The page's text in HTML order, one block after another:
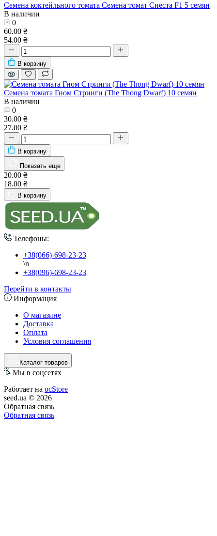
Семена коктейльного томата Семена томат Сиеста F1 5 семян
В наличии
0
60.00 ₴
54.00 ₴
В корзину
Семена томата Гном Стринги (The Thong Dwarf) 10 семян
В наличии
0
30.00 ₴
27.00 ₴
В корзину
Показать еще
20.00 ₴
18.00 ₴
В корзину
Телефоны:
+38(066)-698-23-23
\n
+38(096)-698-23-23
Перейти в контакты
Информация
О магазине
Доставка
Оплата
Условия соглашения
Каталог товаров
Мы в соцсетях
Работает на ocStore
seed.ua © 2026
Обратная связь
Обратная связь